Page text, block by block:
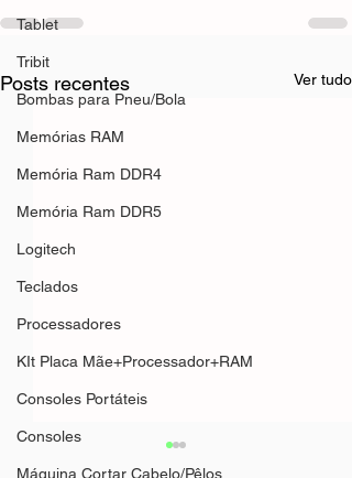
Tablet
Tribit
Bombas para Pneu/Bola
Memórias RAM
Memória Ram DDR4
Memória Ram DDR5
Logitech
Teclados
Processadores
KIt Placa Mãe+Processador+RAM
Consoles Portáteis
Consoles
Máquina Cortar Cabelo/Pêlos
Posts recentes Ver tudo